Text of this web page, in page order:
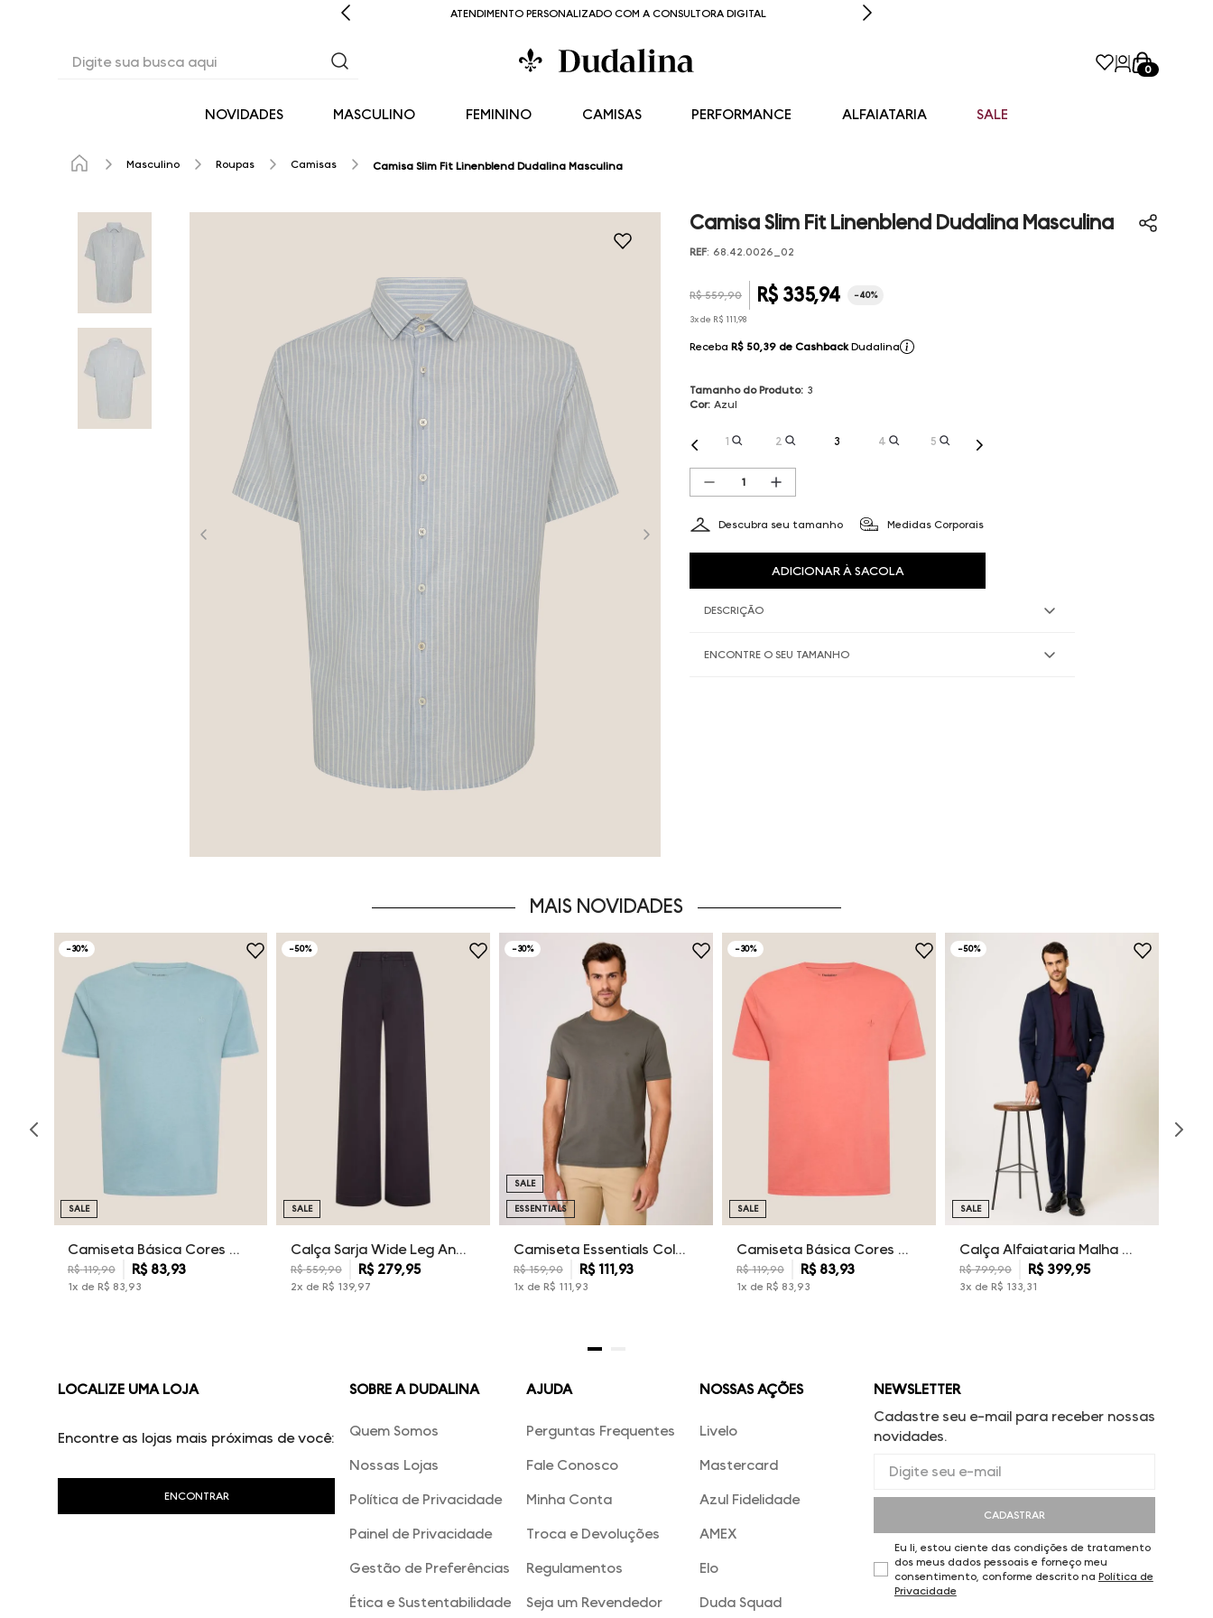
ATENDIMENTO PERSONALIZADO COM A CONSULTORA DIGITAL
0
NOVIDADES MASCULINO FEMININO CAMISAS PERFORMANCE ALFAIATARIA SALE
Masculino Roupas Camisas Camisa Slim Fit Linenblend Dudalina Masculina
Camisa Slim Fit Linenblend Dudalina Masculina
REF: 68.42.0026_02
R$ 559,90 R$ 335,94 -40%
3x de R$ 111,98
Receba R$ 50,39 de Cashback Dudalina
Tamanho do Produto: 3
Cor: Azul
1 2 3 4 5
Descubra seu tamanho Medidas Corporais
ADICIONAR À SACOLA
DESCRIÇÃO
ENCONTRE O SEU TAMANHO
MAIS NOVIDADES
-30%
Camiseta Básica Cores Dudalina Masculina
R$ 119,90 R$ 83,93
1x de R$ 83 93
SALE
-50%
Calça Sarja Wide Leg Ana Dudalina Feminina
R$ 559,90 R$ 279,95
2x de R$ 139, 97
SALE
-30%
Camiseta Essentials Color Dudalina Masculina
R$ 159,90 R$111,93
1x de R$ 111 93
SALE
ESSENTIALS
-30%
Camiseta Básica Cores Dudalina Masculina
R$ 119,90 R$ 83,93
1x de R$ 83 93
SALE
-50%
Calça Alfaiataria Malha Dudalina Masculina
R$ 799,90 R$ 399,95
3x de R$ 133 31
SALE
LOCALIZE UMA LOJA
Encontre as lojas mais próximas de você:
SOBRE A DUDALINA
Quem Somos
Nossas Lojas
Política de Privacidade
Painel de Privacidade
Gestão de Preferências
Ética e Sustentabilidade
AJUDA
Perguntas Frequentes
Fale Conosco
Minha Conta
Troca e Devoluções
Regulamentos
Seja um Revendedor
NOSSAS AÇÕES
Livelo
Mastercard
Azul Fidelidade
AMEX
Elo
Duda Squad
NEWSLETTER
Cadastre seu e-mail para receber nossas
novidades.
CADASTRAR
Eu li, estou ciente das condições de tratamento
dos meus dados pessoais e forneço meu
consentimento, conforme descrito na Política de
Privacidade